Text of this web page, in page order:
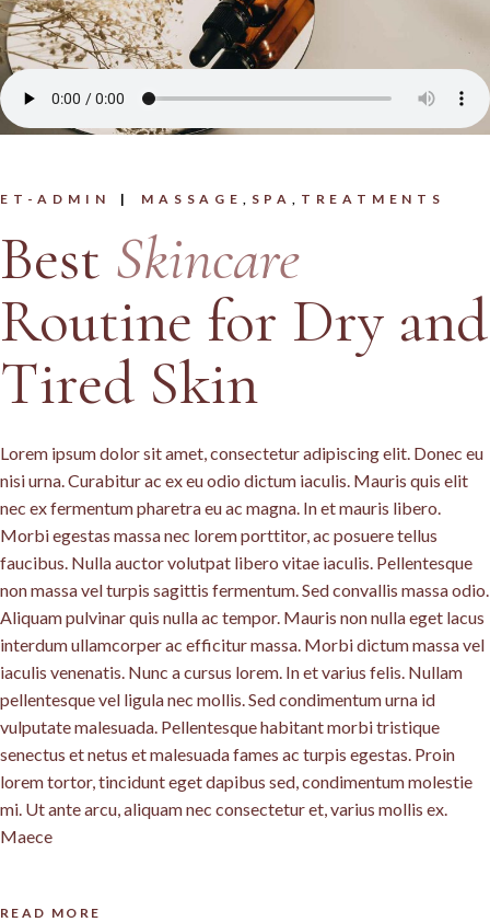
ET-ADMIN MASSAGE SPA TREATMENTS
Best Skincare
Routine for Dry and
Tired Skin
Lorem ipsum dolor sit amet, consectetur adipiscing elit. Donec eu
nisi urna. Curabitur ac ex eu odio dictum iaculis. Mauris quis elit
nec ex fermentum pharetra eu ac magna. In et mauris libero.
Morbi egestas massa nec lorem porttitor, ac posuere tellus
faucibus. Nulla auctor volutpat libero vitae iaculis. Pellentesque
non massa vel turpis sagittis fermentum. Sed convallis massa odio.
Aliquam pulvinar quis nulla ac tempor. Mauris non nulla eget lacus
interdum ullamcorper ac efficitur massa. Morbi dictum massa vel
iaculis venenatis. Nunc a cursus lorem. In et varius felis. Nullam
pellentesque vel ligula nec mollis. Sed condimentum urna id
vulputate malesuada. Pellentesque habitant morbi tristique
senectus et netus et malesuada fames ac turpis egestas. Proin
lorem tortor, tincidunt eget dapibus sed, condimentum molestie
mi. Ut ante arcu, aliquam nec consectetur et, varius mollis ex.
Maece
READ MORE